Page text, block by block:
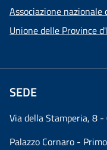
Associazione
Unione delle Province
SEDE
Via della Stamperia, 8
Palazzo Cornaro -